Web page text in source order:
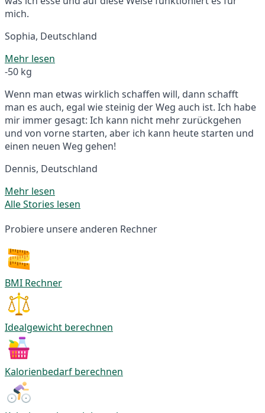
mich.
Sophia, Deutschland
Mehr lesen
-50 kg
Wenn man etwas wirklich schaffen will, dann schafft
man es auch, egal wie steinig der Weg auch ist. Ich habe
mir immer gesagt: Ich kann nicht mehr zurückgehen
und von vorne starten, aber ich kann heute starten und
einen neuen Weg gehen!
Dennis, Deutschland
Mehr lesen
Alle Stories lesen
Probiere unsere anderen Rechner
BMI Rechner
Idealgewicht berechnen
Kalorienbedarf berechnen